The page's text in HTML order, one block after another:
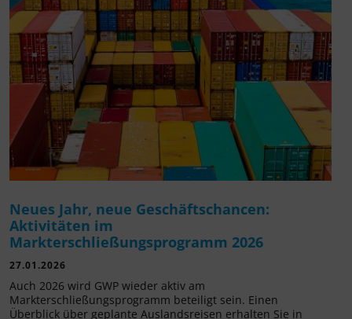
Neues Jahr, neue Geschäftschancen:
Aktivitäten im
Markterschließungsprogramm 2026
27.01.2026
Auch 2026 wird GWP wieder aktiv am
Markterschließungsprogramm beteiligt sein. Einen
Überblick über geplante Auslandsreisen erhalten Sie in